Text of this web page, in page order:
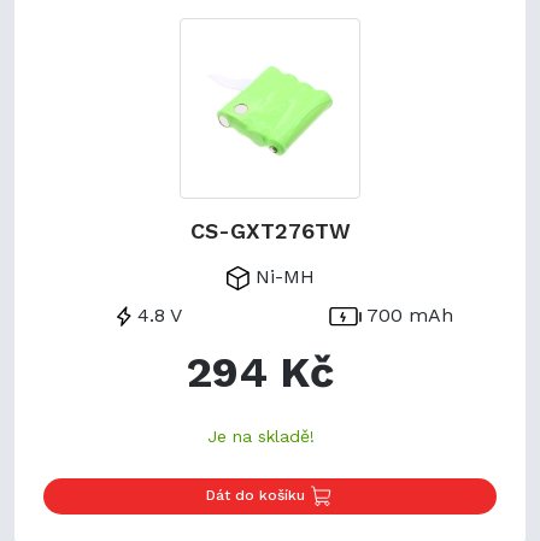
CS-GXT276TW
Ni-MH
4.8 V
700 mAh
294 Kč
Je na skladě!
Dát do košíku